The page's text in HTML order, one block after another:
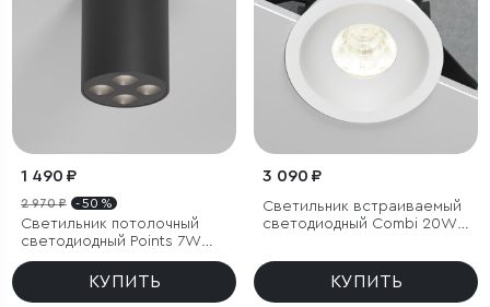
1 490 ₽
2 970 ₽ - 50 %
Светильник потолочный
светодиодный Points 7W
4000K черный
КУПИТЬ
3 090 ₽
Светильник встраиваемый
светодиодный Combi 20W
КУПИТЬ